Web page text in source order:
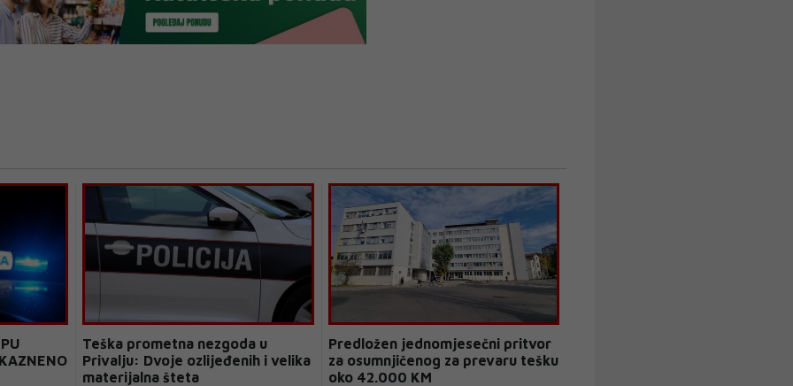
Teška prometna nezgoda u
Privalju: Dvoje ozlijeđenih i velika
materijalna šteta
Predložen jednomjesečni pritvor
za osumnjičenog za prevaru tešku
oko 42.000 KM